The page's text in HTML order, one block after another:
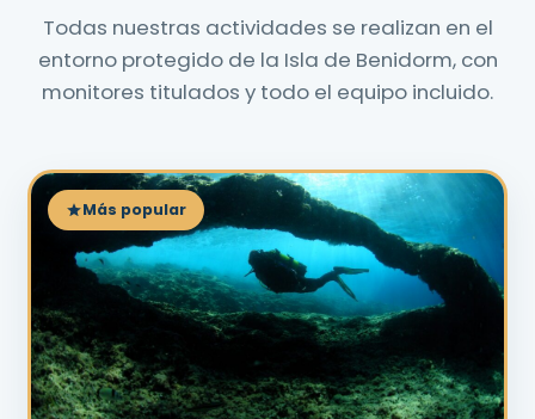
Todas nuestras actividades se realizan en el
entorno protegido de la Isla de Benidorm, con
monitores titulados y todo el equipo incluido.
Más popular